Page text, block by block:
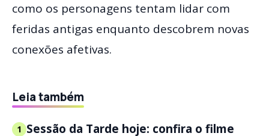
como os personagens tentam lidar com
feridas antigas enquanto descobrem novas
conexões afetivas.
Leia também
1 Sessão da Tarde hoje: confira o filme